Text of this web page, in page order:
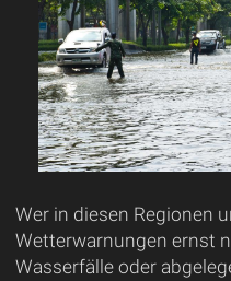
Wer in diesen Regionen
Wetterwarnungen ernst
Wasserfälle oder